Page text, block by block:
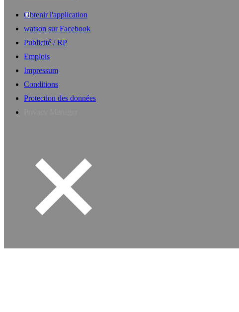
Obtenir l'application
watson sur Facebook
Publicité / RP
Emplois
Impressum
Conditions
Protection des données